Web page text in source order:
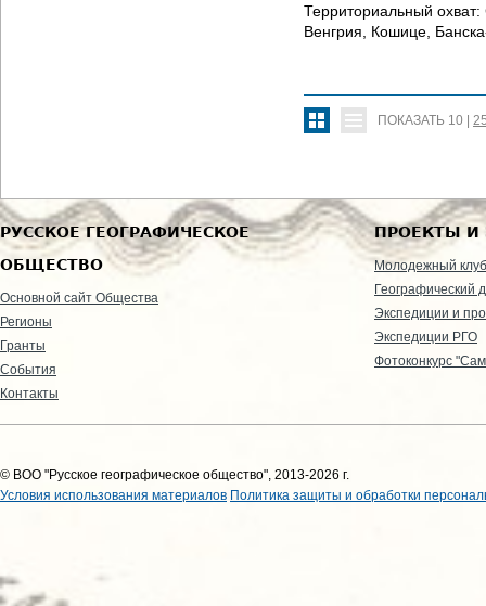
Территориальный охват:
Венгрия, Кошице,
ПОКАЗАТЬ 10
РУССКОЕ ГЕОГРАФИЧЕСКОЕ
ОБЩЕСТВО
Основной сайт Общества
Регионы
Гранты
События
Контакты
ПРОЕКТЫ И
Молодежный клуб
Географический
Экспедиции и
Экспедиции РГО
Фотоконкурс
© ВОО "Русское географическое общество", 2013-2026 г.
Условия использования материалов Политика защиты и обработки